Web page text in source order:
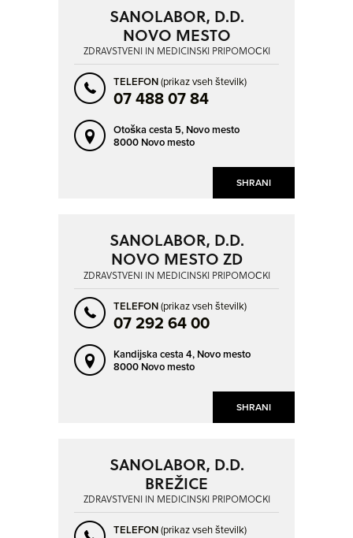
SHRANI
SANOLABOR, D.D.
NOVO MESTO
ZDRAVSTVENI IN MEDICINSKI PRIPOMOČKI
TELEFON(prikaz vseh številk)
07 488 07 84
Otoška cesta 5, Novo mesto
8000 Novo mesto
SHRANI
SANOLABOR, D.D.
NOVO MESTO ZD
ZDRAVSTVENI IN MEDICINSKI PRIPOMOČKI
TELEFON(prikaz vseh številk)
07 292 64 00
Kandijska cesta 4, Novo mesto
8000 Novo mesto
SANOLABOR, D.D.
BREŽICE
ZDRAVSTVENI IN MEDICINSKI PRIPOMOČKI
TELEFON(prikaz vseh številk)